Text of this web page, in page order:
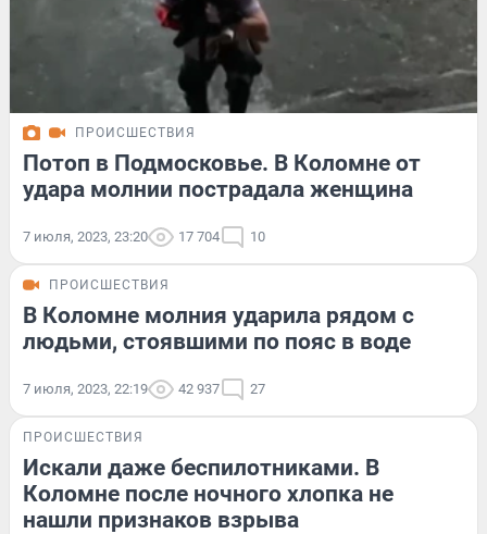
ПРОИСШЕСТВИЯ
Потоп в Подмосковье. В Коломне от
удара молнии пострадала женщина
7 июля, 2023, 23:20 17 704 10
ПРОИСШЕСТВИЯ
В Коломне молния ударила рядом с
людьми, стоявшими по пояс в воде
7 июля, 2023, 22:19 42 937 27
ПРОИСШЕСТВИЯ
Искали даже беспилотниками. В
Коломне после ночного хлопка не
нашли признаков взрыва